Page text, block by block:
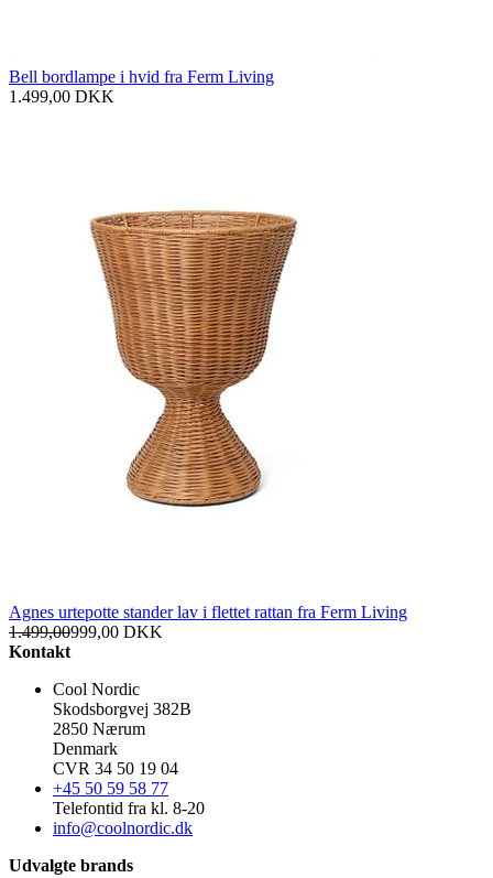
Bell bordlampe i hvid fra Ferm Living
1.499,00 DKK
Agnes urtepotte stander lav i flettet rattan fra Ferm Living
1.499,00999,00 DKK
Kontakt
Cool Nordic
Skodsborgvej 382B
2850 Nærum
Denmark
CVR 34 50 19 04
+45 50 59 58 77
Telefontid fra kl. 8-20
info@coolnordic.dk
Udvalgte brands